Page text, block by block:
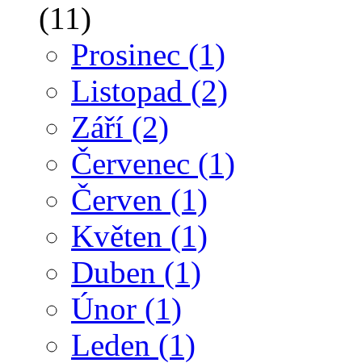
(11)
Prosinec (1)
Listopad (2)
Září (2)
Červenec (1)
Červen (1)
Květen (1)
Duben (1)
Únor (1)
Leden (1)